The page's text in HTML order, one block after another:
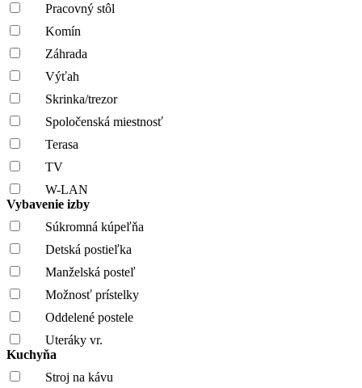
Pracovný stôl
Komín
Záhrada
Výťah
Skrinka/trezor
Spoločenská miestnosť
Terasa
TV
W-LAN
Vybavenie izby
Súkromná kúpeľňa
Detská postieľka
Manželská posteľ
Možnosť prístelky
Oddelené postele
Uteráky vr.
Kuchyňa
Stroj na kávu